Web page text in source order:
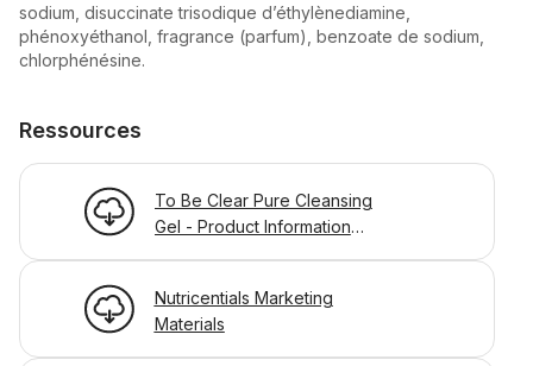
sodium, disuccinate trisodique d’éthylènediamine,
phénoxyéthanol, fragrance (parfum), benzoate de sodium,
chlorphénésine.
Ressources
To Be Clear Pure Cleansing
Gel - Product Information
Nutricentials Marketing
Materials